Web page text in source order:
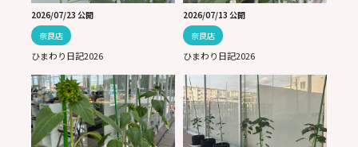
2026/07/23 公開
奈良店
ひまわり日記2026
2026/07/13 公開
奈良店
ひまわり日記2026